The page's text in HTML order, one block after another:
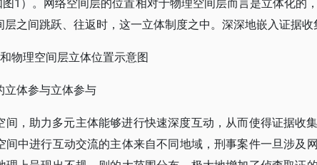
之间跳跃、往返时，这一立体制度之中。深深地嵌入证据收
物理空间层立体位置示意图
立体参与立体参与
间，助力多元主体能够进行快速深度互动，从而使得证据收
间中进行互动交流的主体来自不同地域，刑事案件一旦涉及